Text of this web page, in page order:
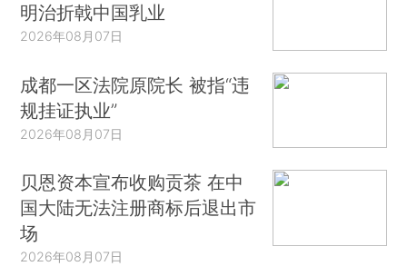
明治折戟中国乳业
2026年08月07日
成都一区法院原院长 被指“违
规挂证执业”
2026年08月07日
贝恩资本宣布收购贡茶 在中
国大陆无法注册商标后退出市
场
2026年08月07日